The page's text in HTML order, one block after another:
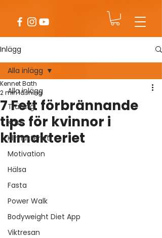
Inlägg
Alla inlägg
Träning
Kost
Klimakteriet
Motivation
Hälsa
Fasta
Power Walk
Bodyweight Diet App
Viktresan
Alla inlägg
7 Fett förbrännande
tips för kvinnor i
klimakteriet
Kennet Bath
2 min läsning